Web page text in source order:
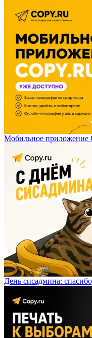
Мобильное приложение
День сисадмина: